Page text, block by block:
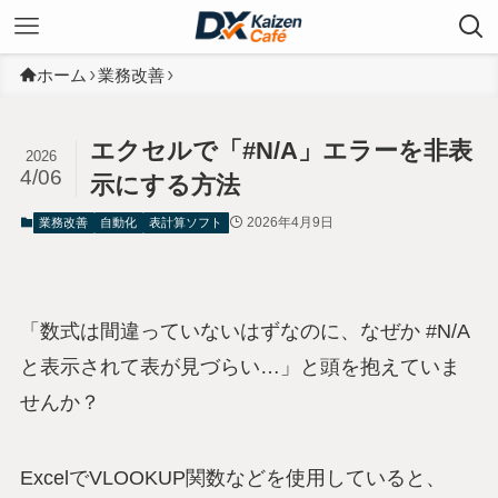
ホーム 業務改善
エクセルで「#N/A」エラーを非表
示にする方法
2026
4/06
業務改善 自動化 表計算ソフト 2026年4月9日
「数式は間違っていないはずなのに、なぜか #N/A
と表示されて表が見づらい…」と頭を抱えていま
せんか？
ExcelでVLOOKUP関数などを使用していると、